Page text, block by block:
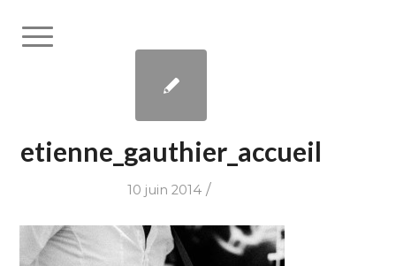
etienne_gauthier_accueil
10 juin 2014 /